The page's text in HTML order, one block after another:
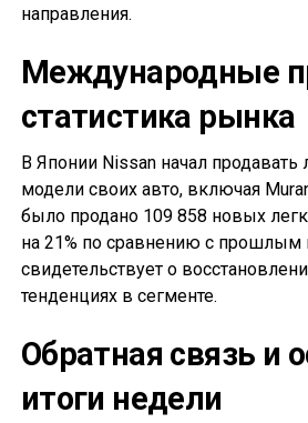
направления.
Международные
статистика рынка
В Японии Nissan начал
модели своих авто, включая
было продано 109 858 новых
на 21% по сравнению с прошлым
свидетельствует о
тенденциях в сегменте.
Обратная связь и
итоги недели